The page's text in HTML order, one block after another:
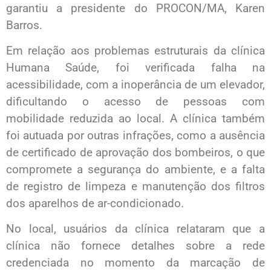
garantiu a presidente do PROCON/MA, Karen
Barros.
Em relação aos problemas estruturais da clínica
Humana Saúde, foi verificada falha na
acessibilidade, com a inoperância de um elevador,
dificultando o acesso de pessoas com
mobilidade reduzida ao local. A clínica também
foi autuada por outras infrações, como a ausência
de certificado de aprovação dos bombeiros, o que
compromete a segurança do ambiente, e a falta
de registro de limpeza e manutenção dos filtros
dos aparelhos de ar-condicionado.
No local, usuários da clínica relataram que a
clínica não fornece detalhes sobre a rede
credenciada no momento da marcação de